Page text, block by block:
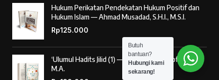
Hukum Perikatan Pendekatan Hukum Positif dan
Hukum Islam — Ahmad Musadad, S.H.I., M.S.I.
Rp125.000
‘Ulumul Hadits Jilid (1) — Dr. Nur Baety Sofyan, Lc.,
M.A.
Butuh
bantuan?
Hubungi kami
sekarang!